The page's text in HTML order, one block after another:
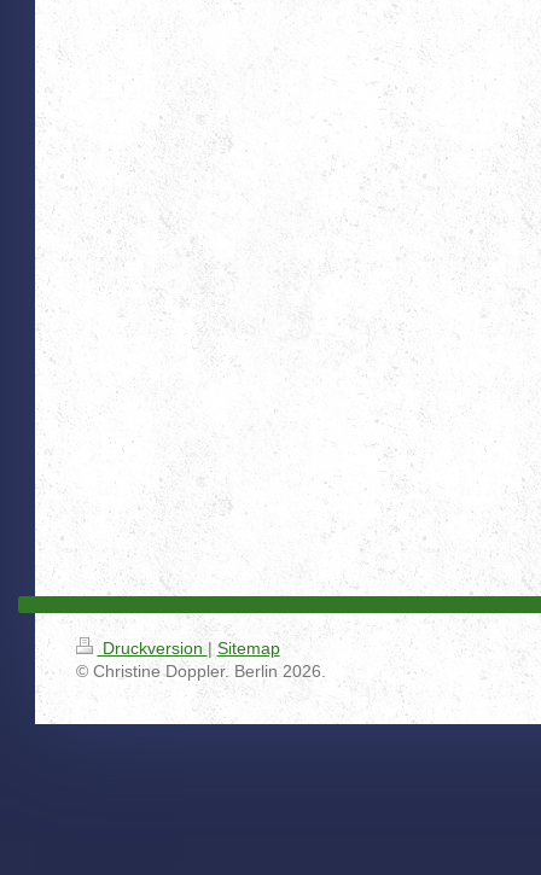
Druckversion | Sitemap
© Christine Doppler. Berlin 2026.